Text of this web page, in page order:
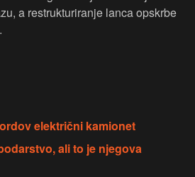
a restrukturiranje lanca opskrbe
električni kamionet
ali to je njegova